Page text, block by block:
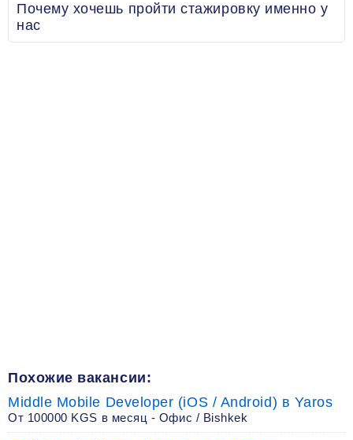
Почему хочешь пройти стажировку именно у
нас
Похожие вакансии:
Middle Mobile Developer (iOS / Android) в Yaros
От 100000 KGS в месяц - Офис / Bishkek